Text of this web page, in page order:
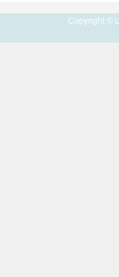
Copyright ©